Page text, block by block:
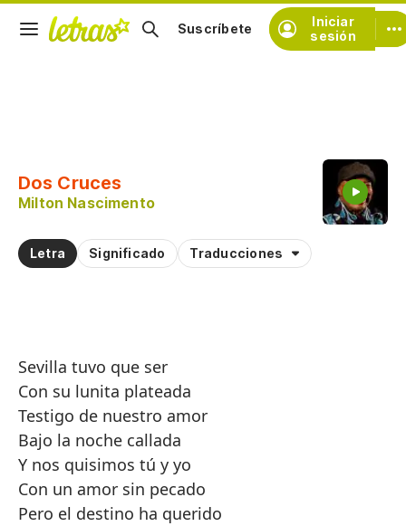
Iniciar
sesión
Suscríbete
Dos Cruces
Milton Nascimento
Letra Significado Traducciones
Sevilla tuvo que ser
Con su lunita plateada
Testigo de nuestro amor
Bajo la noche callada
Y nos quisimos tú y yo
Con un amor sin pecado
Pero el destino ha querido
Practicar la pronunciación de